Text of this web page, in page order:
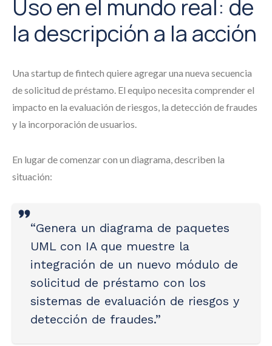
Uso en el mundo real: de
la descripción a la acción
Una startup de fintech quiere agregar una nueva secuencia
de solicitud de préstamo. El equipo necesita comprender el
impacto en la evaluación de riesgos, la detección de fraudes
y la incorporación de usuarios.
En lugar de comenzar con un diagrama, describen la
situación:
“Genera un diagrama de paquetes
UML con IA que muestre la
integración de un nuevo módulo de
solicitud de préstamo con los
sistemas de evaluación de riesgos y
detección de fraudes.”